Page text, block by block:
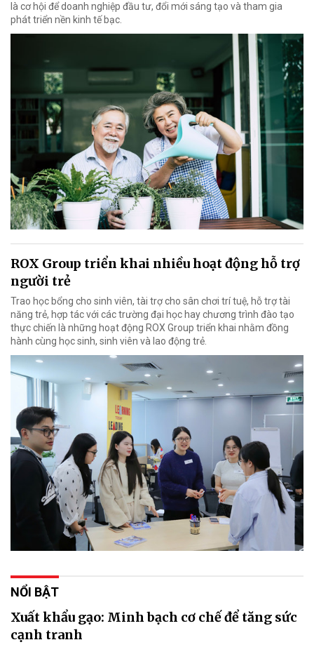
là cơ hội để doanh nghiệp đầu tư, đổi mới sáng tạo và tham gia
phát triển nền kinh tế bạc.
ROX Group triển khai nhiều hoạt động hỗ trợ
người trẻ
Trao học bổng cho sinh viên, tài trợ cho sân chơi trí tuệ, hỗ trợ tài
năng trẻ, hợp tác với các trường đại học hay chương trình đào tạo
thực chiến là những hoạt động ROX Group triển khai nhằm đồng
hành cùng học sinh, sinh viên và lao động trẻ.
NỔI BẬT
Xuất khẩu gạo: Minh bạch cơ chế để tăng sức
cạnh tranh